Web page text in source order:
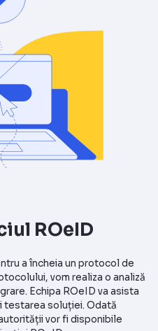
ROeID
a încheia un protocol de
vom realiza o analiză
Echipa ROeID va asista
testarea soluției. Odată
vor fi disponibile